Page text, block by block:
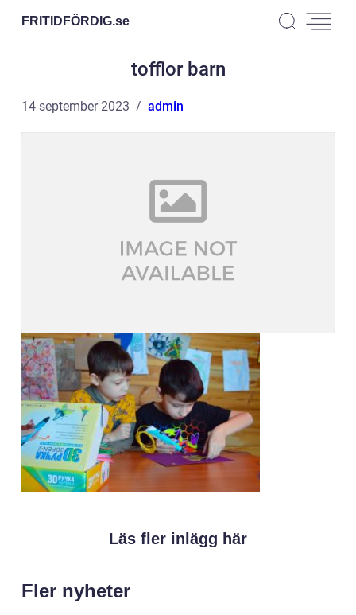
FRITIDFÖRDIG.se
tofflor barn
14 september 2023 admin
Läs fler inlägg här
Fler nyheter